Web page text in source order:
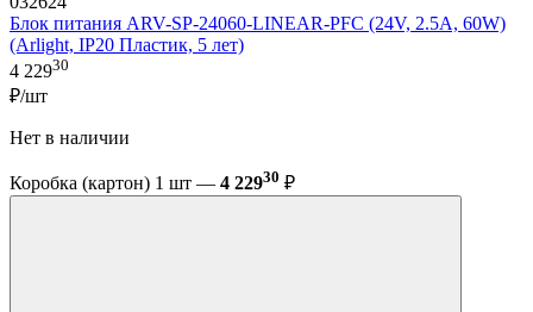
Блок питания ARV-SP-24060-LINEAR-PFC (24V, 2.5A, 60W)
(Arlight, IP20 Пластик, 5 лет)
4 22930
₽/шт
Нет в наличии
Коробка (картон) 1 шт — 4 22930 ₽